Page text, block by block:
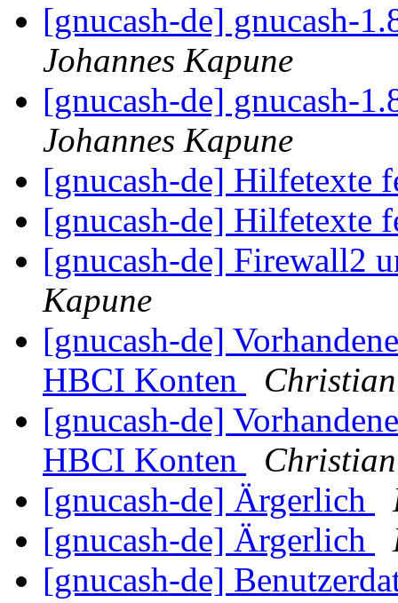
[gnucash-de] gnucash-
Johannes Kapune
[gnucash-de] gnucash-
Johannes Kapune
[gnucash-de] Hilfetexte
[gnucash-de] Hilfetexte
[gnucash-de] Firewall2
Kapune
[gnucash-de]
HBCI Konten
[gnucash-de]
HBCI Konten
[gnucash-de] Ärgerlich
[gnucash-de] Ärgerlich
[gnucash-de]